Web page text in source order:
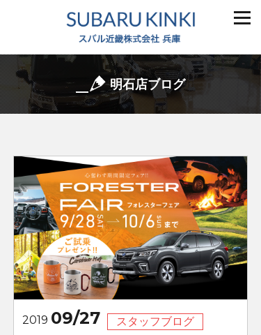
明石店ブログ
2019 09/27
スタッフブログ